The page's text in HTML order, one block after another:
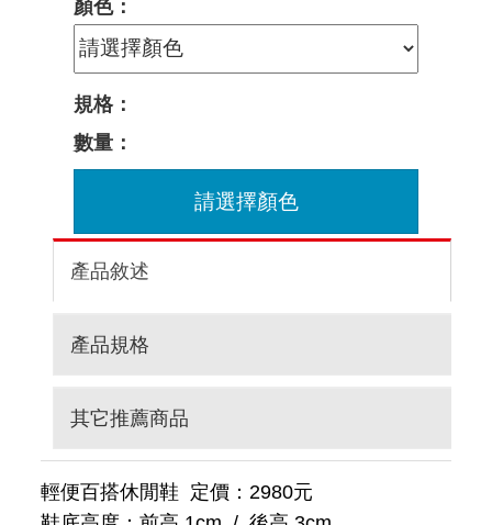
顏色：
規格：
數量：
請選擇顏色
產品敘述
產品規格
其它推薦商品
輕便百搭休閒鞋 定價：2980元